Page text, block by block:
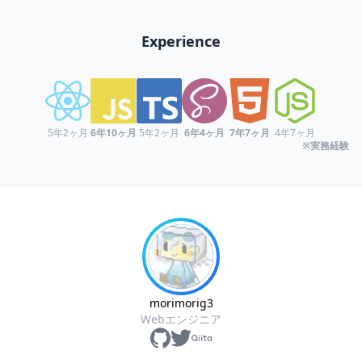
Experience
5年2ヶ月 6年10ヶ月 5年2ヶ月 6年4ヶ月 7年7ヶ月 4年7ヶ月
※実務経験
morimorig3
Webエンジニア